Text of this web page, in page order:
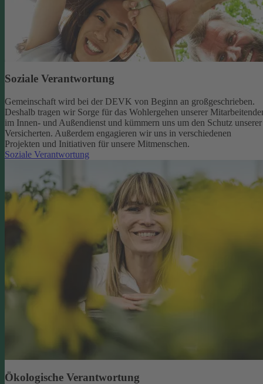
Soziale Verantwortung
Gemeinschaft wird bei der DEVK von Beginn an großgeschrieben.
Deshalb tragen wir Sorge für das Wohlergehen unserer
im Innen- und Außendienst und kümmern uns um den Schutz unserer
Versicherten. Außerdem engagieren wir uns in verschiedenen
Projekten und Initiativen für unsere Mitmenschen.
Soziale Verantwortung
Ökologische Verantwortung